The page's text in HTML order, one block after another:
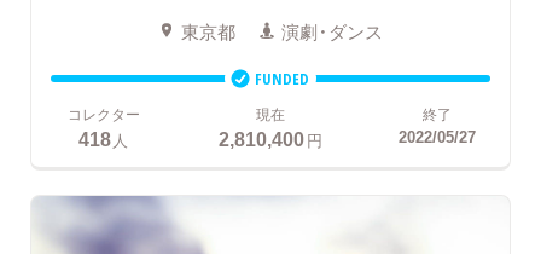
東京都 演劇・ダンス
FUNDED
コレクター
418人
現在
2,810,400円
終了
2022/05/27